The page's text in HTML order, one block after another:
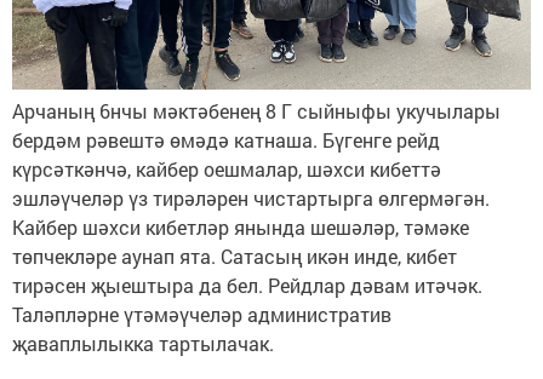
Арчаның 6нчы мәктәбенең 8 Г сыйныфы укучылары
бердәм рәвештә өмәдә катнаша. Бүгенге рейд
күрсәткәнчә, кайбер оешмалар, шәхси кибеттә
эшләүчеләр үз тирәләрен чистартырга өлгермәгән.
Кайбер шәхси кибетләр янында шешәләр, тәмәке
төпчекләре аунап ята. Сатасың икән инде, кибет
тирәсен җыештыра да бел. Рейдлар дәвам итәчәк.
Таләпләрне үтәмәүчеләр административ
җаваплылыкка тартылачак.